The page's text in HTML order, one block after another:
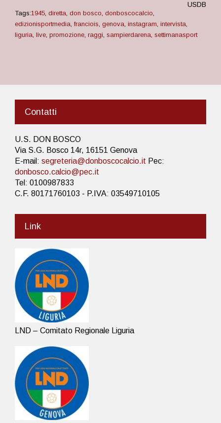
USDB
Tags:1945, diretta, don bosco, donboscocalcio,
edizionisportmedia,franciois, genova, instagram, intervista,
liguria, live, promozione, raggi, sampierdarena, settimanasport
Contatti
U.S. DON BOSCO
Via S.G. Bosco 14r, 16151 Genova
E-mail: segreteria@donboscocalcio.it Pec:
donbosco.calcio@pec.it
Tel: 0100987833
C.F. 80171760103 - P.IVA: 03549710105
Link
LND – Comitato Regionale Liguria